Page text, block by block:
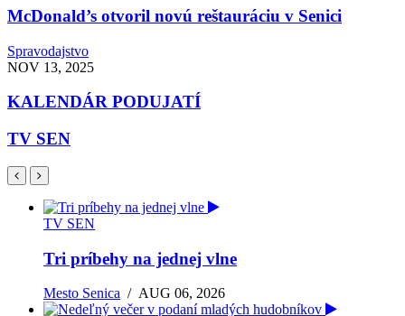
McDonald’s otvoril novú reštauráciu v Senici
Spravodajstvo
NOV 13, 2025
KALENDÁR PODUJATÍ
TV SEN
TV SEN
Tri príbehy na jednej vlne
Mesto Senica /AUG 06, 2026